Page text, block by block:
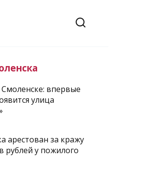
Смоленске: впервые
улица
арестован за кражу
рублей у пожилого